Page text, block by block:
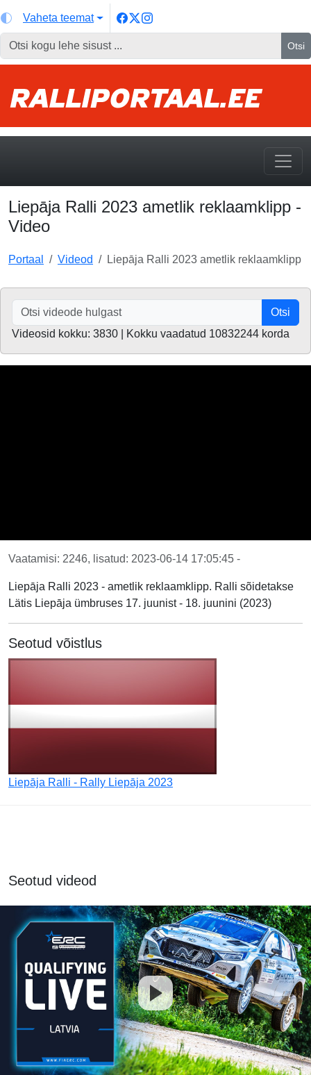
Vaheta teemat
Otsi
Liepāja Ralli 2023 ametlik reklaamklipp -
Video
Portaal Videod Liepāja Ralli 2023 ametlik reklaamklipp
Otsi
Videosid kokku: 3830 | Kokku vaadatud 10832244 korda
Vaatamisi: 2246, lisatud: 2023-06-14 17:05:45 -
Liepāja Ralli 2023 - ametlik reklaamklipp. Ralli sõidetakse
Lätis Liepāja ümbruses 17. juunist - 18. juunini (2023)
Seotud võistlus
Liepāja Ralli - Rally Liepāja 2023
Seotud videod